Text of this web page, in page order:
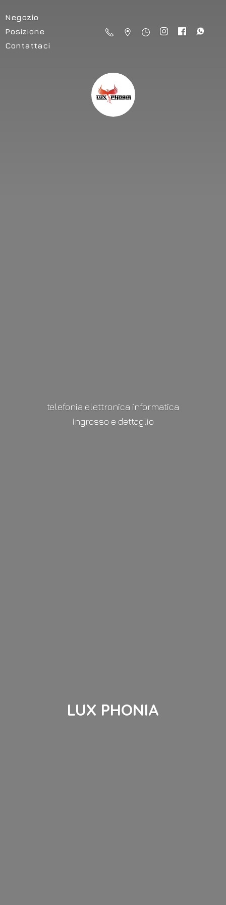
Negozio
Posizione
Contattaci
LUX PHONIA
telefonia elettronica informatica
ingrosso e dettaglio